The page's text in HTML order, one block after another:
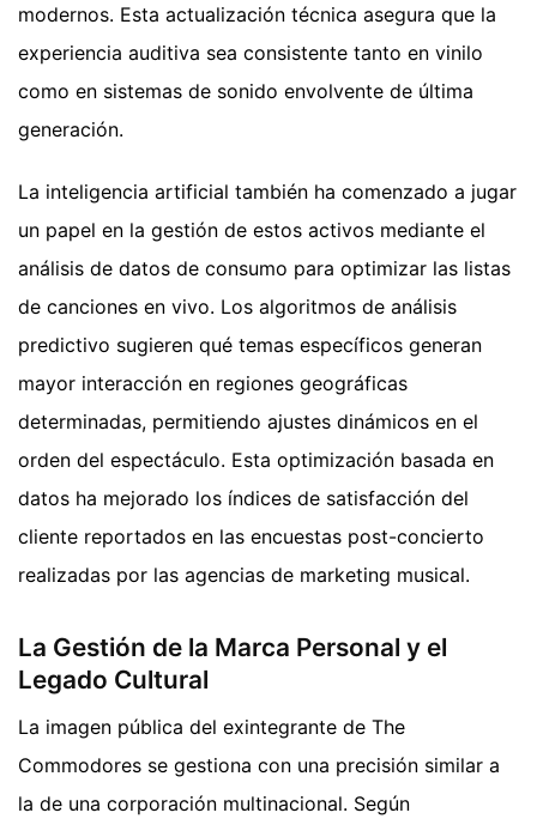
modernos. Esta actualización técnica asegura que la
experiencia auditiva sea consistente tanto en vinilo
como en sistemas de sonido envolvente de última
generación.
La inteligencia artificial también ha comenzado a jugar
un papel en la gestión de estos activos mediante el
análisis de datos de consumo para optimizar las listas
de canciones en vivo. Los algoritmos de análisis
predictivo sugieren qué temas específicos generan
mayor interacción en regiones geográficas
determinadas, permitiendo ajustes dinámicos en el
orden del espectáculo. Esta optimización basada en
datos ha mejorado los índices de satisfacción del
cliente reportados en las encuestas post-concierto
realizadas por las agencias de marketing musical.
La Gestión de la Marca Personal y el
Legado Cultural
La imagen pública del exintegrante de The
Commodores se gestiona con una precisión similar a
la de una corporación multinacional. Según